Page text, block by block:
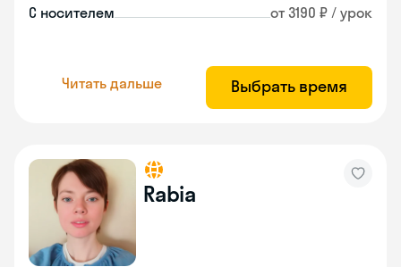
С носителем от 3190 ₽ / урок
Читать дальше Выбрать время
Rabia